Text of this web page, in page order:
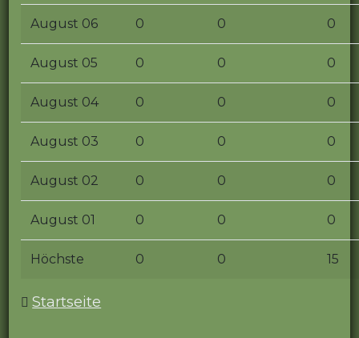
August 06 0 0 0
August 05 0 0 0
August 04 0 0 0
August 03 0 0 0
August 02 0 0 0
August 01 0 0 0
Höchste 0 0 15
Startseite